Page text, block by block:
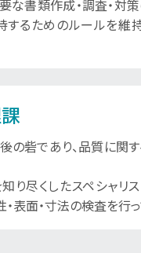
な書類作成・調査・対
するためのルールを維
の砦であり、品質に関
り尽くしたスペシャリ
表面・寸法の検査を行っ